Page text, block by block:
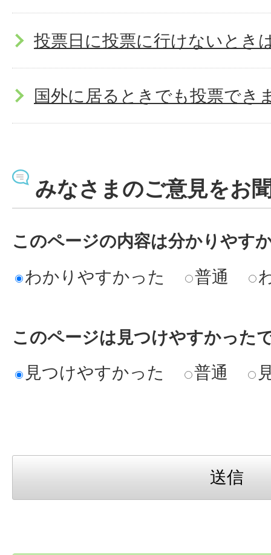
投票日に投票に行けないとき
国外に居るときでも投票でき
みなさまのご意見をお
このページの内容は分かりやす
わかりやすかった
普通
このページは見つけやすかった
見つけやすかった
普通